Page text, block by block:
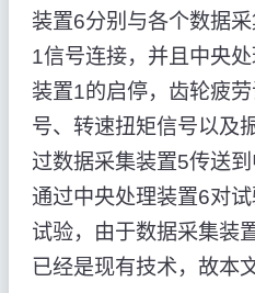
装置6分别与各个数据
1信号连接，并且中央
装置1的启停，齿轮疲
号、转速扭矩信号以及
过数据采集装置5传送
通过中央处理装置6对
试验，由于数据采集装
已经是现有技术，故本